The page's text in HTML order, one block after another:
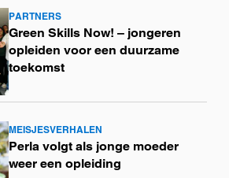
PARTNERS
Green Skills Now! – jongeren
opleiden voor een duurzame
toekomst
MEISJESVERHALEN
Perla volgt als jonge moeder
weer een opleiding